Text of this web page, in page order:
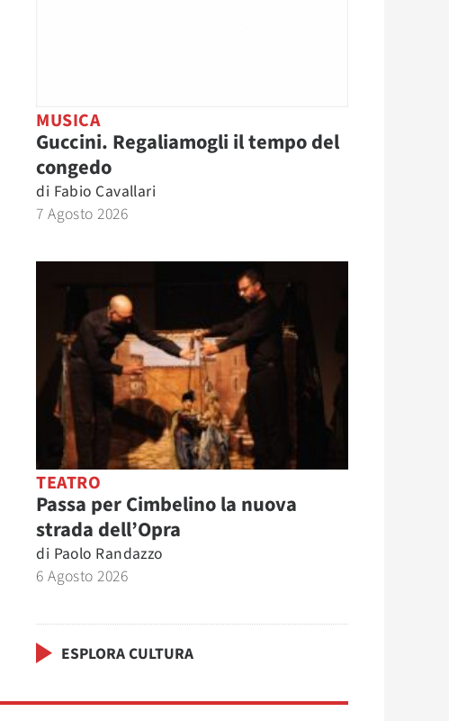
MUSICA
Guccini. Regaliamogli il tempo del
congedo
di Fabio Cavallari
7 Agosto 2026
TEATRO
Passa per Cimbelino la nuova
strada dell’Opra
di Paolo Randazzo
6 Agosto 2026
ESPLORA CULTURA